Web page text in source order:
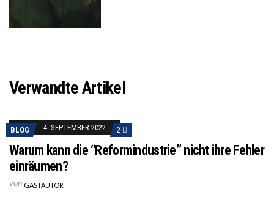
Verwandte Artikel
BLOG 4. SEPTEMBER 2022 2
Warum kann die “Reformindustrie” nicht ihre Fehler
einräumen?
von GASTAUTOR